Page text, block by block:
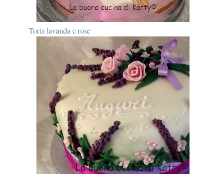
Torta lavanda e rose